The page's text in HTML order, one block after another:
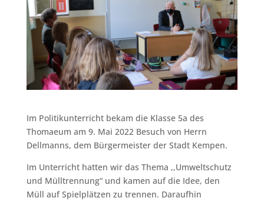
Im Politikunterricht bekam die Klasse 5a des
Thomaeum am 9. Mai 2022 Besuch von Herrn
Dellmanns, dem Bürgermeister der Stadt Kempen.
Im Unterricht hatten wir das Thema ,,Umweltschutz
und Mülltrennung“ und kamen auf die Idee, den
Müll auf Spielplätzen zu trennen. Daraufhin